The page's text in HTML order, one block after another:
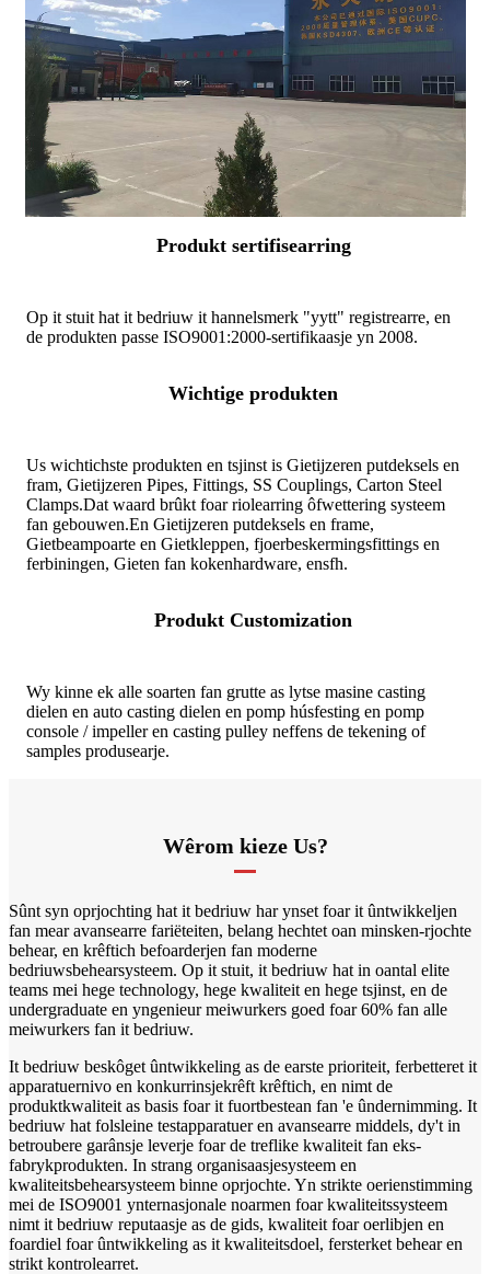
Produkt sertifisearring
Op it stuit hat it bedriuw it hannelsmerk "yytt" registrearre, en
de produkten passe ISO9001:2000-sertifikaasje yn 2008.
Wichtige produkten
Us wichtichste produkten en tsjinst is Gietijzeren putdeksels en
fram, Gietijzeren Pipes, Fittings, SS Couplings, Carton Steel
Clamps.Dat waard brûkt foar riolearring ôfwettering systeem
fan gebouwen.En Gietijzeren putdeksels en frame,
Gietbeampoarte en Gietkleppen, fjoerbeskermingsfittings en
ferbiningen, Gieten fan kokenhardware, ensfh.
Produkt Customization
Wy kinne ek alle soarten fan grutte as lytse masine casting
dielen en auto casting dielen en pomp húsfesting en pomp
console / impeller en casting pulley neffens de tekening of
samples produsearje.
Wêrom kieze Us?
Sûnt syn oprjochting hat it bedriuw har ynset foar it ûntwikkeljen
fan mear avansearre fariëteiten, belang hechtet oan minsken-rjochte
behear, en krêftich befoarderjen fan moderne
bedriuwsbehearsysteem. Op it stuit, it bedriuw hat in oantal elite
teams mei hege technology, hege kwaliteit en hege tsjinst, en de
undergraduate en yngenieur meiwurkers goed foar 60% fan alle
meiwurkers fan it bedriuw.
It bedriuw beskôget ûntwikkeling as de earste prioriteit, ferbetteret it
apparatuernivo en konkurrinsjekrêft krêftich, en nimt de
produktkwaliteit as basis foar it fuortbestean fan 'e ûndernimming. It
bedriuw hat folsleine testapparatuer en avansearre middels, dy't in
betroubere garânsje leverje foar de treflike kwaliteit fan eks-
fabrykprodukten. In strang organisaasjesysteem en
kwaliteitsbehearsysteem binne oprjochte. Yn strikte oerienstimming
mei de ISO9001 ynternasjonale noarmen foar kwaliteitssysteem
nimt it bedriuw reputaasje as de gids, kwaliteit foar oerlibjen en
foardiel foar ûntwikkeling as it kwaliteitsdoel, fersterket behear en
strikt kontrolearret.